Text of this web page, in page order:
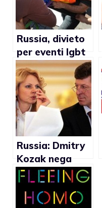
Russia, divieto
per eventi lgbt
ritenuto
illegittimo
Russia: Dmitry
Kozak nega
diritti
omosessuali